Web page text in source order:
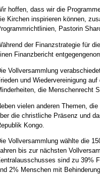
hoffen, dass wir die
Kirchen inspirieren können,
Pastorin
der Finanzstrategie für
Finanzbericht
Vollversammlung
und Wiedervereinigung
die Menschenrecht
vielen anderen Themen,
die christliche Präsenz und
Kongo.
Vollversammlung wählte die
bis zur nächsten
sind zu 39%
2% Menschen mit